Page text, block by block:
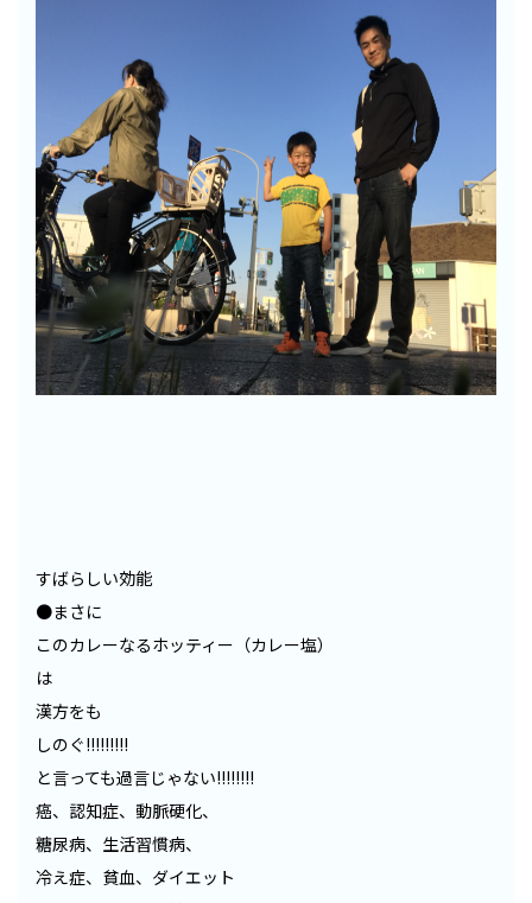
すばらしい効能
●まさに
このカレーなるホッティー（カレー塩）
は
漢方をも
しのぐ!!!!!!!!!
と言っても過言じゃない!!!!!!!!
癌、認知症、動脈硬化、
糖尿病、生活習慣病、
冷え症、貧血、ダイエット